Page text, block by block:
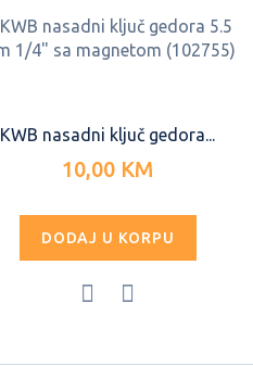
KWB nasadni ključ gedora...
10,00 KM
DODAJ U KORPU